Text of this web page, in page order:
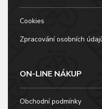
Cookies
Zpracování osobních
ON-LINE NÁKUP
Obchodní podmínky